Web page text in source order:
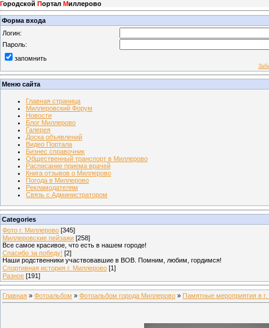
Городской Портал Миллерово
Форма входа
Логин:
Пароль:
запомнить
Меню сайта
Главная страница
Миллеровский Форум
Новости
Блог Миллерово
Галерея
Доска объявлений
Видео Портала
Бизнес справочник
Общественный транспорт в Миллерово
Расписание приема врачей
Книга отзывов о Миллерово
Погода в Миллерово
Рекламодателям
Связь с Администратором
Categories
Фото г. Миллерово [345]
Миллеровские пейзажи [258]
Все самое красивое, что есть в нашем городе!
Спасибо за победу! [2]
Наши родственники участвовавшие в ВОВ. Помним, любим, гордимся!
Спортивная история г. Миллерово [1]
Разное [191]
Главная » Фотоальбом » Фотоальбом города Миллерово » Памятные мероприятия в